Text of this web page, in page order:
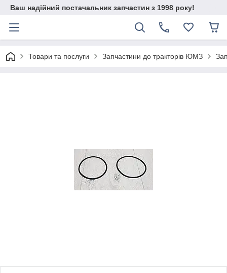
Ваш надійний постачальник запчастин з 1998 року!
Товари та послуги Запчастини до тракторів ЮМЗ